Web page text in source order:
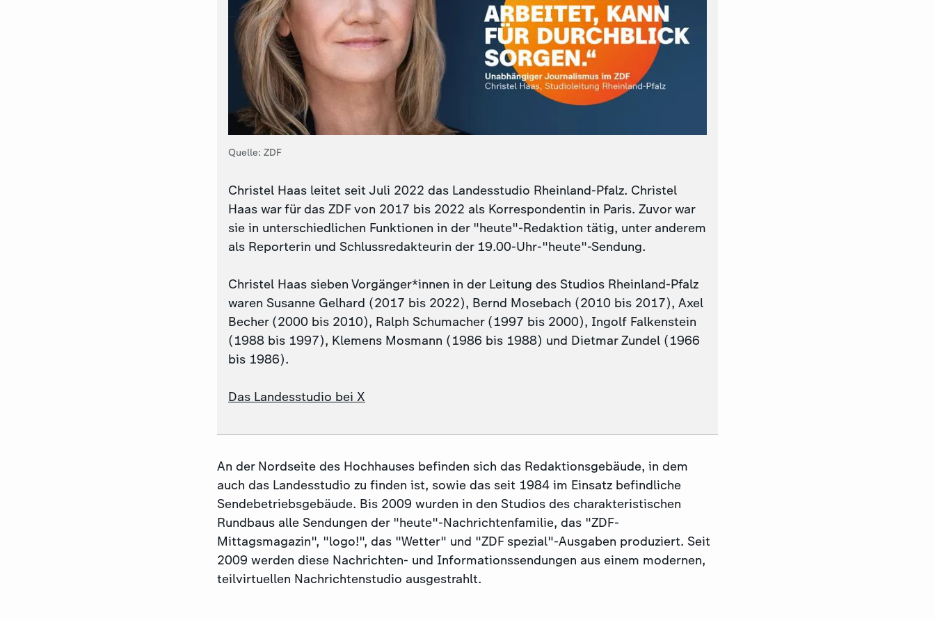
Quelle: ZDF
Christel Haas leitet seit Juli 2022 das Landesstudio Rheinland-Pfalz. Christel
Haas war für das ZDF von 2017 bis 2022 als Korrespondentin in Paris. Zuvor war
sie in unterschiedlichen Funktionen in der "heute"-Redaktion tätig, unter anderem
als Reporterin und Schlussredakteurin der 19.00-Uhr-"heute"-Sendung.
Christel Haas sieben Vorgänger*innen in der Leitung des Studios Rheinland-Pfalz
waren Susanne Gelhard (2017 bis 2022), Bernd Mosebach (2010 bis 2017), Axel
Becher (2000 bis 2010), Ralph Schumacher (1997 bis 2000), Ingolf Falkenstein
(1988 bis 1997), Klemens Mosmann (1986 bis 1988) und Dietmar Zundel (1966
bis 1986).
Das Landesstudio bei X
An der Nordseite des Hochhauses befinden sich das Redaktionsgebäude, in dem
auch das Landesstudio zu finden ist, sowie das seit 1984 im Einsatz befindliche
Sendebetriebsgebäude. Bis 2009 wurden in den Studios des charakteristischen
Rundbaus alle Sendungen der "heute"-Nachrichtenfamilie, das "ZDF-
Mittagsmagazin", "logo!", das "Wetter" und "ZDF spezial"-Ausgaben produziert. Seit
2009 werden diese Nachrichten- und Informationssendungen aus einem modernen,
teilvirtuellen Nachrichtenstudio ausgestrahlt.